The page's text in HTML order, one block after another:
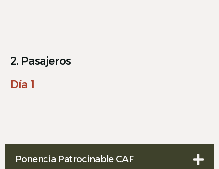
2. Pasajeros
Día 1
Ponencia Patrocinable CAF